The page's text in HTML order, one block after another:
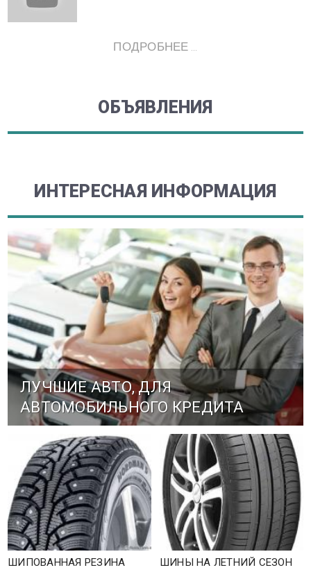
ПОДРОБНЕЕ ...
ОБЪЯВЛЕНИЯ
ИНТЕРЕСНАЯ ИНФОРМАЦИЯ
ЛУЧШИЕ АВТО, ДЛЯ
АВТОМОБИЛЬНОГО КРЕДИТА
ШИПОВАННАЯ РЕЗИНА
ШИНЫ НА ЛЕТНИЙ СЕЗОН